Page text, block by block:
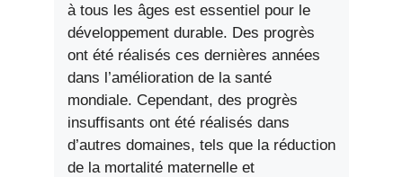
à tous les âges est essentiel pour le
développement durable. Des progrès
ont été réalisés ces dernières années
dans l’amélioration de la santé
mondiale. Cependant, des progrès
insuffisants ont été réalisés dans
d’autres domaines, tels que la réduction
de la mortalité maternelle et